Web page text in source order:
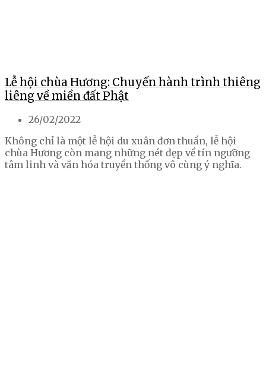
Lễ hội chùa Hương: Chuyến hành trình thiêng
liêng về miền đất Phật
26/02/2022
Không chỉ là một lễ hội du xuân đơn thuần, lễ hội
chùa Hương còn mang những nét đẹp về tín ngưỡng
tâm linh và văn hóa truyền thống vô cùng ý nghĩa.